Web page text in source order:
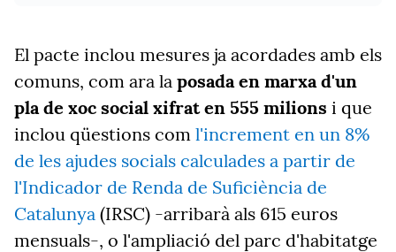
El pacte inclou mesures ja acordades amb els
comuns, com ara la posada en marxa d'un
pla de xoc social xifrat en 555 milions i que
inclou qüestions com l'increment en un 8%
de les ajudes socials calculades a partir de
l'Indicador de Renda de Suficiència de
Catalunya (IRSC) -arribarà als 615 euros
mensuals-, o l'ampliació del parc d'habitatge